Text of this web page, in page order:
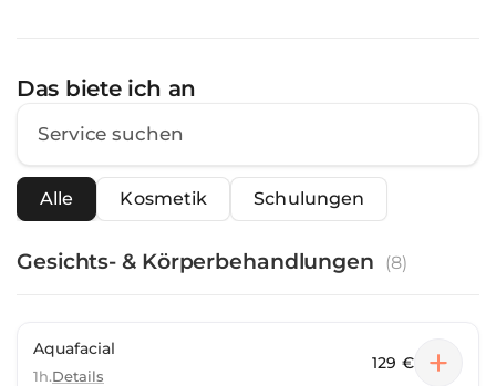
Das biete ich an
Alle Kosmetik Schulungen
Gesichts- & Körperbehandlungen (8)
Aquafacial
1h.Details
129 €